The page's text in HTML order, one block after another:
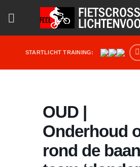
STARTLICHT TRAINING:
OUD |
Onderhoud
rond de